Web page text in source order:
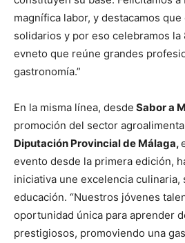
magnífica labor, y destacamos
solidarios y por eso celebramos la
evneto que reúne grandes
gastronomía.”
En la misma línea, desde Sabor a
promoción del sector
Diputación Provincial de Málaga,
evento desde la primera edición,
iniciativa une excelencia culinaria,
educación. “Nuestros jóvenes
oportunidad única para aprender
prestigiosos, promoviendo una